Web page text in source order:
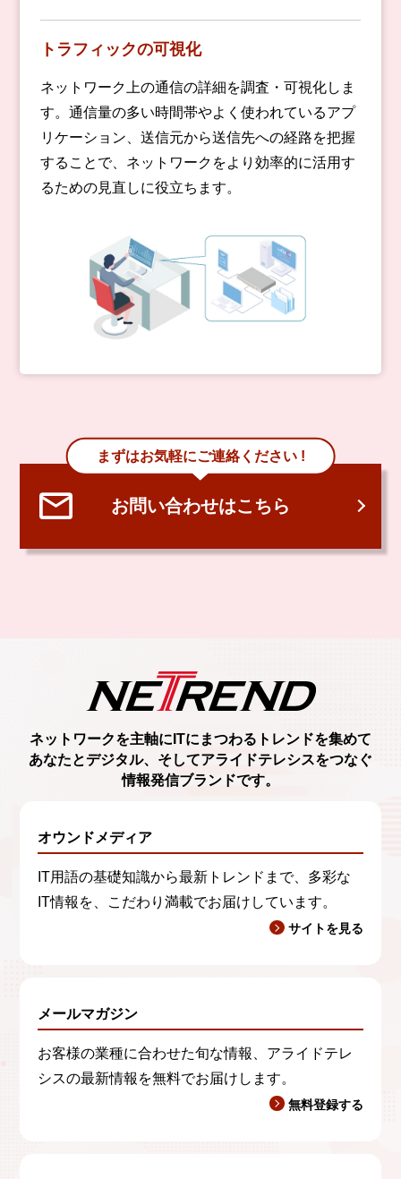
トラフィックの可視化
ネットワーク上の通信の詳細を調査・可視化しま
す。通信量の多い時間帯やよく使われているアプ
リケーション、送信元から送信先への経路を把握
することで、ネットワークをより効率的に活用す
るための見直しに役立ちます。
まずはお気軽にご連絡ください !
お問い合わせはこちら
ネットワークを主軸に ITにまつわるトレンドを集めて
あなたとデジタル、 そしてアライドテレシスをつなぐ
情報発信ブランドです。
オウンドメディア
IT用語の基礎知識から最新トレンドまで、多彩な
IT情報を、こだわり満載でお届けしています。
サイトを見る
メールマガジン
お客様の業種に合わせた旬な情報、アライドテレ
シスの最新情報を無料でお届けします。
無料登録する